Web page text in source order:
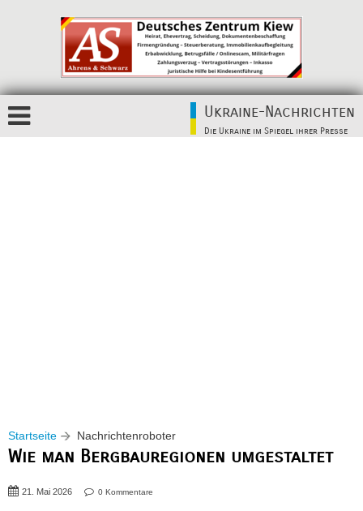
Ukraine-Nachrichten
Die Ukraine im Spiegel ihrer Presse
Startseite Nachrichtenroboter
Wie man Bergbauregionen umgestaltet
21. Mai 2026 0 Kommentare